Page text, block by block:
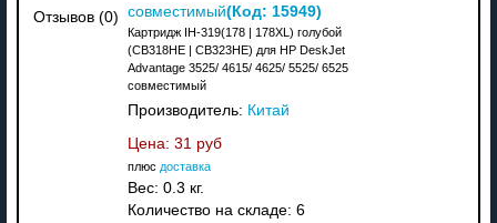
Отзывов (0) совместимый(Код: 15949)
Картридж IH-319(178 | 178XL) голубой
(CB318HE | CB323HE) для HP DeskJet
Advantage 3525/ 4615/ 4625/ 5525/ 6525
совместимый
Производитель: Китай
Цена: 31 руб
плюс доставка
Вес: 0.3 кг.
Количество на складе: 6